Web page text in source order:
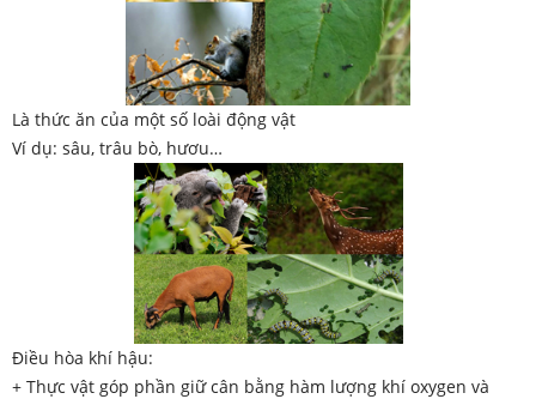
Là thức ăn của một số loài động vật
Ví dụ: sâu, trâu bò, hươu…
Điều hòa khí hậu:
+ Thực vật góp phần giữ cân bằng hàm lượng khí oxygen và